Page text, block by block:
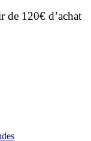
de 120€ d’achat